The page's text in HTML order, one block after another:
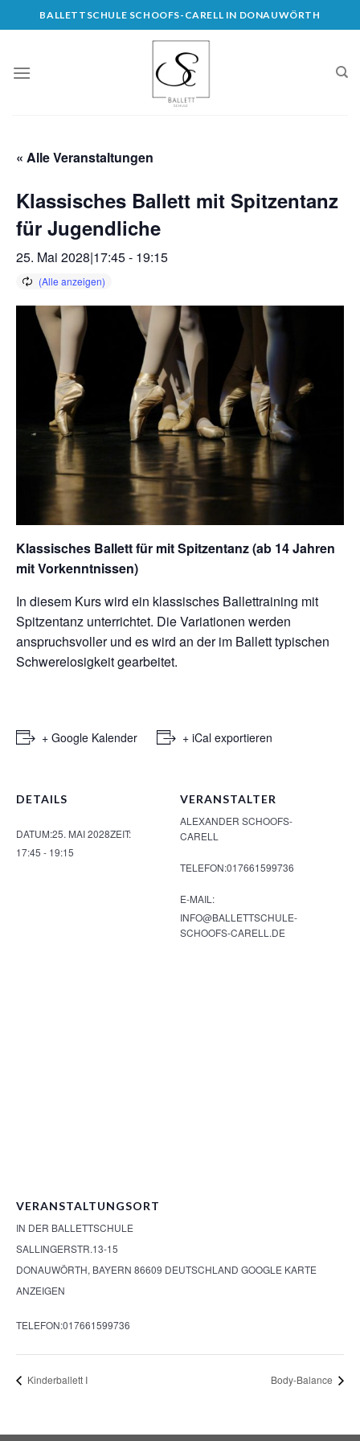
to
BALLETTSCHULE SCHOOFS-CARELL IN DONAUWÖRTH
« Alle Veranstaltungen
Klassisches Ballett mit Spitzentanz
für Jugendliche
25. Mai 2028|17:45- 19:15
Klassisches Ballett für mit Spitzentanz (ab 14 Jahren
mit Vorkenntnissen)
In diesem Kurs wird ein klassisches Ballettraining mit
Spitzentanz unterrichtet. Die Variationen werden
anspruchsvoller und es wird an der im Ballett typischen
Schwerelosigkeit gearbeitet.
+ Google Kalender + iCal exportieren
DETAILS
DATUM:25. MAI 2028ZEIT:
17:45 - 19:15
VERANSTALTER
ALEXANDER SCHOOFS-
CARELL
TELEFON:017661599736
E-MAIL:
INFO@BALLETTSCHULE-
SCHOOFS-CARELL.DE
VERANSTALTUNGSORT
IN DER BALLETTSCHULE
SALLINGERSTR.13-15
DONAUWÖRTH, BAYERN 86609 DEUTSCHLAND GOOGLE KARTE
ANZEIGEN
TELEFON:017661599736
Kinderballett I Body-Balance